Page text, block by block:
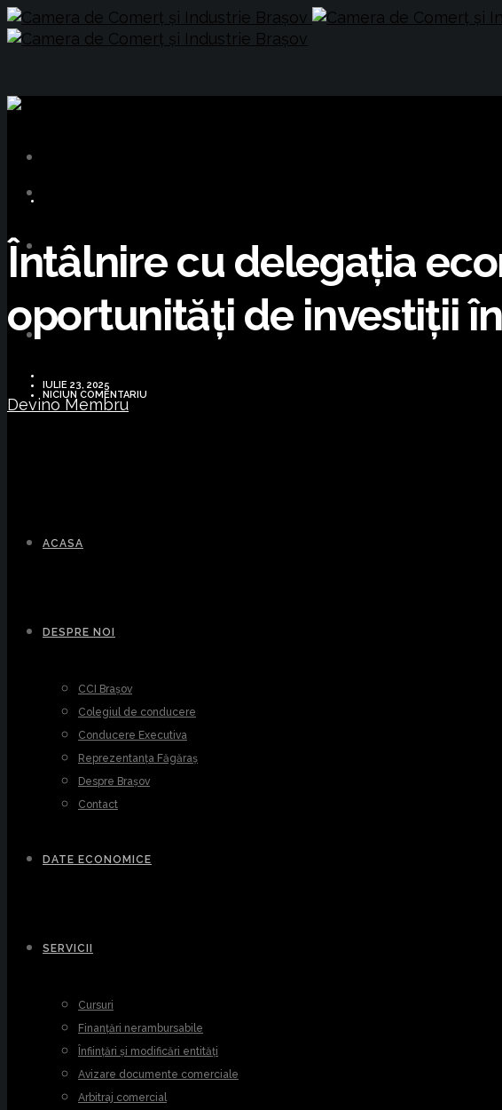
Devino Membru
ACASA
DESPRE NOI
CCI Brașov
Colegiul de conducere
Conducere Executiva
Reprezentanța Făgăraș
Despre Brașov
Contact
DATE ECONOMICE
SERVICII
Cursuri
Finanțări nerambursabile
Înființări și modificări entități
Avizare documente comerciale
Arbitraj comercial
Întâlnire cu delegația
oportunități de investiții
IULIE 23, 2025
NICIUN COMENTARIU